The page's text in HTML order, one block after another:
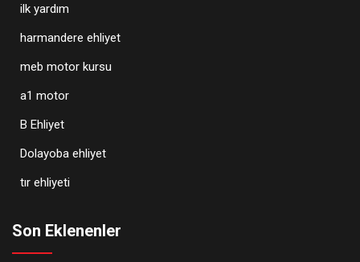
ilk yardım
harmandere ehliyet
meb motor kursu
a1 motor
B Ehliyet
Dolayoba ehliyet
tır ehliyeti
Son Eklenenler